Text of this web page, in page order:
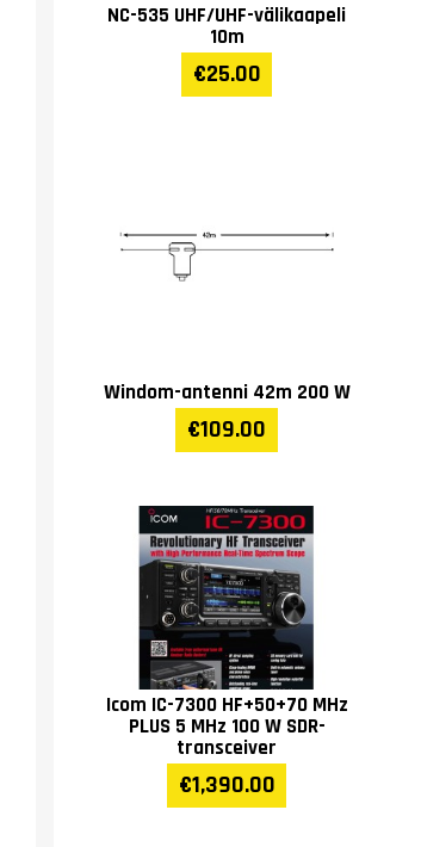
NC-535 UHF/UHF-välikaapeli
10m
€25.00
Windom-antenni 42m 200 W
€109.00
Icom IC-7300 HF+50+70 MHz
PLUS 5 MHz 100 W SDR-
transceiver
€1,390.00